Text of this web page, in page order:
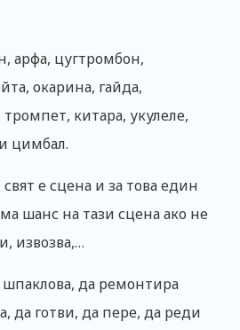
арфа, цугтромбон,
окарина, гайда,
китара, укулеле,
цимбал.
е сцена и за това един
шанс на тази сцена ако не
извозва,…
да ремонтира
да готви, да пере, да реди